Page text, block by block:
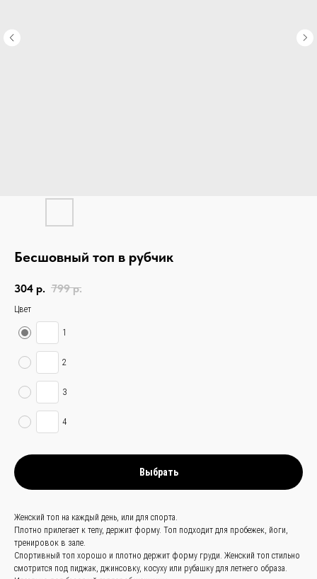
Бесшовный топ в рубчик
304 р. 799 р.
Цвет
1
2
3
4
Выбрать
Женский топ на каждый день, или для спорта.
Плотно прилегает к телу, держит форму. Топ подходит для пробежек, йоги,
тренировок в зале.
Спортивный топ хорошо и плотно держит форму груди. Женский топ стильно
смотрится под пиджак, джинсовку, косуху или рубашку для летнего образа.
связаться с
нами —просто
и быстро
Заказать звонок